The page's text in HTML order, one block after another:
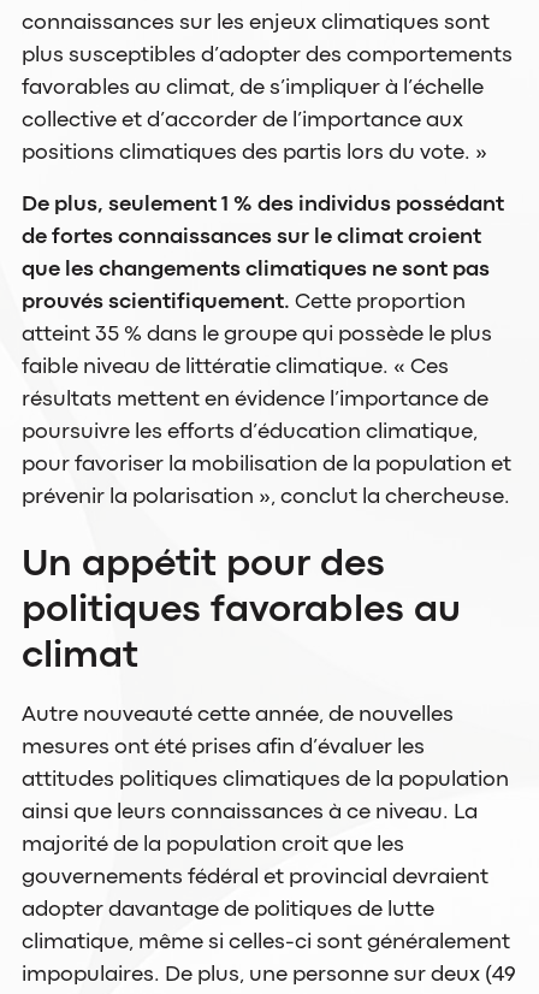
connaissances sur les enjeux climatiques sont
plus susceptibles d’adopter des comportements
favorables au climat, de s’impliquer à l’échelle
collective et d’accorder de l’importance aux
positions climatiques des partis lors du vote. »
De plus, seulement 1 % des individus possédant
de fortes connaissances sur le climat croient
que les changements climatiques ne sont pas
prouvés scientifiquement. Cette proportion
atteint 35 % dans le groupe qui possède le plus
faible niveau de littératie climatique. « Ces
résultats mettent en évidence l’importance de
poursuivre les efforts d’éducation climatique,
pour favoriser la mobilisation de la population et
prévenir la polarisation », conclut la chercheuse.
Un appétit pour des
politiques favorables au
climat
Autre nouveauté cette année, de nouvelles
mesures ont été prises afin d’évaluer les
attitudes politiques climatiques de la population
ainsi que leurs connaissances à ce niveau. La
majorité de la population croit que les
gouvernements fédéral et provincial devraient
adopter davantage de politiques de lutte
climatique, même si celles-ci sont généralement
impopulaires. De plus, une personne sur deux (49